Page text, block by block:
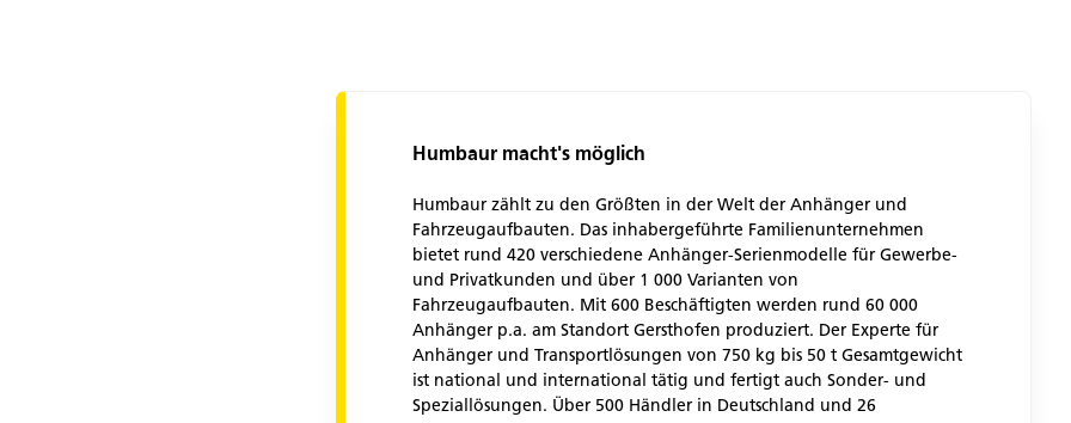
Humbaur macht's möglich
Humbaur zählt zu den Größten in der Welt der Anhänger und
Fahrzeugaufbauten. Das inhabergeführte Familienunternehmen
bietet rund 420 verschiedene Anhänger-Serienmodelle für Gewerbe-
und Privatkunden und über 1 000 Varianten von
Fahrzeugaufbauten. Mit 600 Beschäftigten werden rund 60 000
Anhänger p.a. am Standort Gersthofen produziert. Der Experte für
Anhänger und Transportlösungen von 750 kg bis 50 t Gesamtgewicht
ist national und international tätig und fertigt auch Sonder- und
Speziallösungen. Über 500 Händler in Deutschland und 26